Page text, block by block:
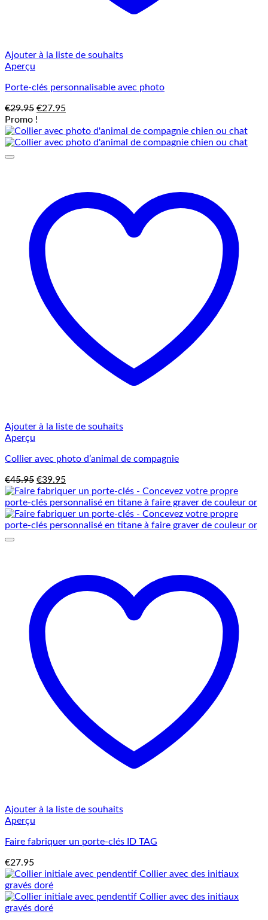
Ajouter à la liste de souhaits
Aperçu
Porte-clés personnalisable avec photo
€29.95 Le
prix
initial
était :
€27.95Le
actuel
est :
Promo !
Ajouter à la liste de souhaits
Aperçu
Collier avec photo d’animal de compagnie
€45.95 Le
prix
initial
était :
€45.95.
€39.95Le
prix
actuel
est :
€39.95.
Ajouter à la liste de souhaits
Aperçu
Faire fabriquer un porte-clés ID TAG
€27.95